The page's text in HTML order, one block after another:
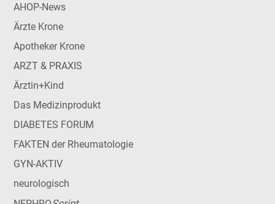
AHOP-News
Ärzte Krone
Apotheker Krone
ARZT & PRAXIS
Ärztin+Kind
Das Medizinprodukt
DIABETES FORUM
FAKTEN der Rheumatologie
GYN-AKTIV
neurologisch